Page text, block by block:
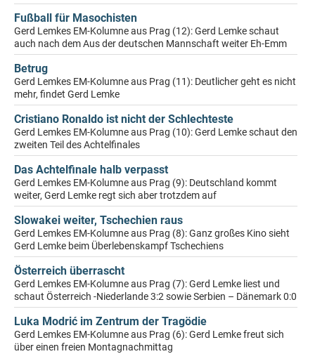
Fußball für Masochisten
Gerd Lemkes EM-Kolumne aus Prag (12): Gerd Lemke schaut
auch nach dem Aus der deutschen Mannschaft weiter Eh-Emm
Betrug
Gerd Lemkes EM-Kolumne aus Prag (11): Deutlicher geht es nicht
mehr, findet Gerd Lemke
Cristiano Ronaldo ist nicht der Schlechteste
Gerd Lemkes EM-Kolumne aus Prag (10): Gerd Lemke schaut den
zweiten Teil des Achtelfinales
Das Achtelfinale halb verpasst
Gerd Lemkes EM-Kolumne aus Prag (9): Deutschland kommt
weiter, Gerd Lemke regt sich aber trotzdem auf
Slowakei weiter, Tschechien raus
Gerd Lemkes EM-Kolumne aus Prag (8): Ganz großes Kino sieht
Gerd Lemke beim Überlebenskampf Tschechiens
Österreich überrascht
Gerd Lemkes EM-Kolumne aus Prag (7): Gerd Lemke liest und
schaut Österreich -Niederlande 3:2 sowie Serbien – Dänemark 0:0
Luka Modrić im Zentrum der Tragödie
Gerd Lemkes EM-Kolumne aus Prag (6): Gerd Lemke freut sich
über einen freien Montagnachmittag